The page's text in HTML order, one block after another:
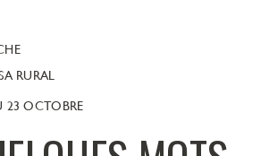
RURAL
23 OCTOBRE